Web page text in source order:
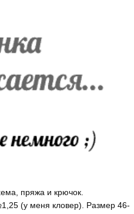
пряжа и крючок.
(у меня кловер). Размер 46-